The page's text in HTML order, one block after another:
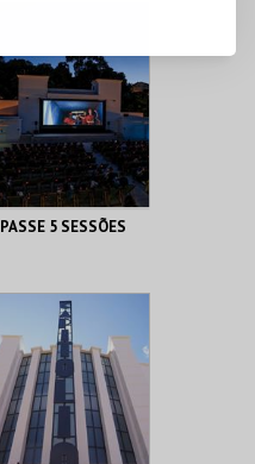
PASSE 5 SESSÕES
AQUISIÇÃO
MAIS INFO
COMPRAR